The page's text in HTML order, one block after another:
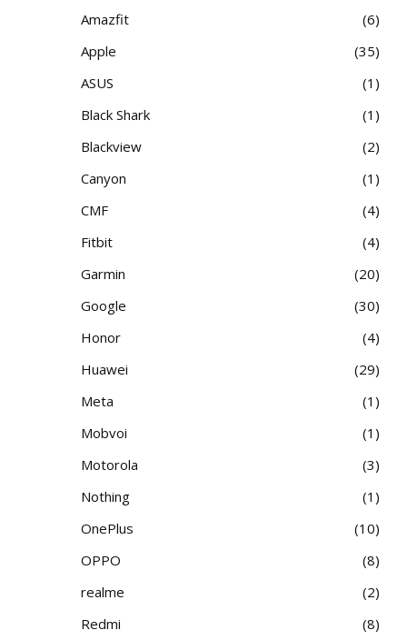
Amazfit
6
Apple
35
ASUS
1
Black Shark
1
Blackview
2
Canyon
1
CMF
4
Fitbit
4
Garmin
20
Google
30
Honor
4
Huawei
29
Meta
1
Mobvoi
1
Motorola
3
Nothing
1
OnePlus
10
OPPO
8
realme
2
Redmi
8